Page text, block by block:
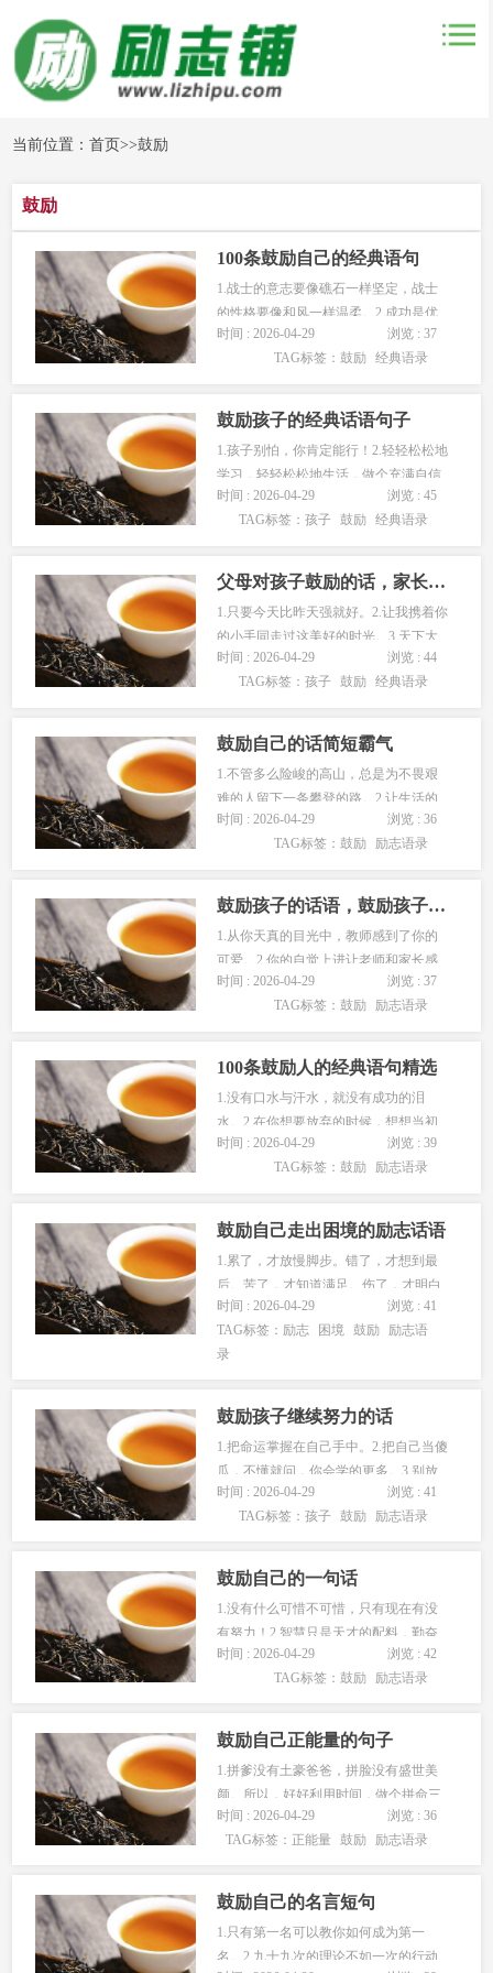
当前位置：首页>>鼓励
鼓励
100条鼓励自己的经典语句
1.战士的意志要像礁石一样坚定，战士
的性格要像和风一样温柔。2.成功是优
点的发挥，失败是缺点的累积。走对了
路的原因只有一种，走错了路的原因却
一定是敌对。4.压力&mdas…...
时间 : 2026-04-29
浏览 : 37
TAG标签：鼓励 经典语录
鼓励孩子的经典话语句子
1.孩子别怕，你肯定能行！2.轻轻松松地
学习，轻轻松松地生活，做个充满自信
的好孩子。3.你一定要自己走路去上
学。4.路，要一步一步脚踏实地地往前
中，教师感到了你的可…...
时间 : 2026-04-29
浏览 : 45
TAG标签：孩子 鼓励 经典语录
父母对孩子鼓励的话，家长对孩子的寄语
1.只要今天比昨天强就好。2.让我携着你
的小手同走过这美好的时光。3.天下大
事，必做于细。做事认真专一，你将走
向成功。4.你是一个很优秀的孩子，可
勇敢些吧！孩子。5.…...
时间 : 2026-04-29
浏览 : 44
TAG标签：孩子 鼓励 经典语录
鼓励自己的话简短霸气
1.不管多么险峻的高山，总是为不畏艰
难的人留下一条攀登的路。2.让生活的
句号圈住的人，是无法前时半步的。3.
只要能收获甜蜜，荆棘丛中也会有蜜蜂
磨。5.生活呆以是甜的…...
时间 : 2026-04-29
浏览 : 36
TAG标签：鼓励 励志语录
鼓励孩子的话语，鼓励孩子的经典语句
1.从你天真的目光中，教师感到了你的
可爱。2.你的自觉上进让老师和家长感
到欣慰。3.你在眼睛爱伤的情况下坚持
学习，还学得这么好，老师真为你感到
就是太任性啦！改正以后…...
时间 : 2026-04-29
浏览 : 37
TAG标签：鼓励 励志语录
100条鼓励人的经典语句精选
1.没有口水与汗水，就没有成功的泪
水。2.在你想要放弃的时候，想想当初
为什么坚持走到了这里。3.你来自何处
并不重要，重要的是你要去往何方，人
的方向。人只要不失去方…...
时间 : 2026-04-29
浏览 : 39
TAG标签：鼓励 励志语录
鼓励自己走出困境的励志话语
1.累了，才放慢脚步。错了，才想到最
后。苦了，才知道满足。伤了，才明白
坚强。2.累么？累就对了，舒服是留给
死人的！3.最大限度的学习赚钱的本
领，钱是一个人活着的根本，是做人的
时间 : 2026-04-29
浏览 : 41
TAG标签： 励志 困境 鼓励
励志语
录
鼓励孩子继续努力的话
1.把命运掌握在自己手中。2.把自己当傻
瓜，不懂就问，你会学的更多。3.别放
弃，再试几次!坚持下去准能行!4.别想太
多了，既然任务曾经发生了，忧伤也没
理你的人就别去打…...
时间 : 2026-04-29
浏览 : 41
TAG标签：孩子 鼓励 励志语录
鼓励自己的一句话
1.没有什么可惜不可惜，只有现在有没
有努力！2.智慧只是天才的配料，勤奋
才是天才的本身。3.知道自己目的地的
人，才是旅行得最远的人。4.将来的
5.靠山…...
时间 : 2026-04-29
浏览 : 42
TAG标签： 鼓励 励志语录
鼓励自己正能量的句子
1.拼爹没有土豪爸爸，拼脸没有盛世美
颜。所以，好好利用时间，做个拼命三
郎吧！2.所有的不甘，都是因为还心存
梦想，在你放弃之前，好好拼一把，只
厕所，跟着蜜蜂会找到花朵…...
时间 : 2026-04-29
浏览 : 36
TAG标签： 正能量 鼓励 励志语录
鼓励自己的名言短句
1.只有第一名可以教你如何成为第一
名。2.九十九次的理论不如一次的行动